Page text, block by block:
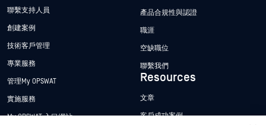
聯繫支持人員
創建案例
技術客戶管理
專業服務
管理My OPSWAT
實施服務
My OPSWAT 入口網站
產品合規性與認證
職涯
空缺職位
聯繫我們
Resources
文章
客戶成功案例